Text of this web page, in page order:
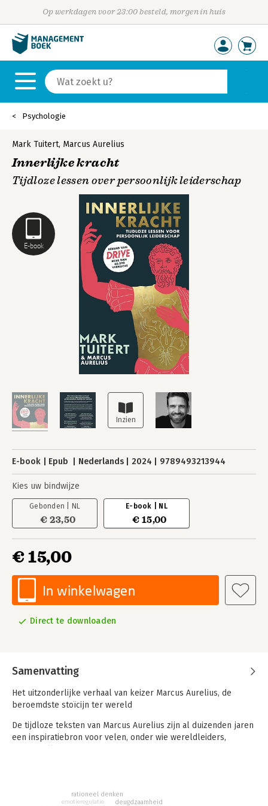
Op werkdagen voor 23:00 besteld, morgen in huis
Psychologie
E-book
Mark Tuitert, Marcus Aurelius
Innerlijke kracht
Tijdloze lessen over persoonlijk leiderschap
E-book Epub Nederlands 2024 9789493213944
Kies uw bindwijze
Gebonden | NL
€ 23,50
E-book | NL
€ 15,00
€ 15,00
In winkelwagen
Direct te downloaden
Samenvatting
Het uitzonderlijke verhaal van keizer Marcus Aurelius, de
beroemdste stoïcijn ter wereld
De tijdloze teksten van Marcus Aurelius zijn al duizenden jaren
een inspiratiebron voor velen, onder wie wereldleiders,
klassieke wijsheid van Aurelius en geeft er context bij, zodat je
emotieregulatie
rationeel denken
deugdzaamheid